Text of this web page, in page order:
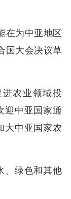
在为中亚地区
国大会决议草
农业领域投
迎中亚国家通
大中亚国家农
、绿色和其他